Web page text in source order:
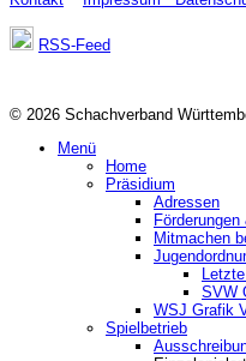
RSS-Feed
© 2026 Schachverband
Menü
Home
Präsidium
Adressen
Mitmachen
SVW
WSJ Grafik
Spielbetrieb